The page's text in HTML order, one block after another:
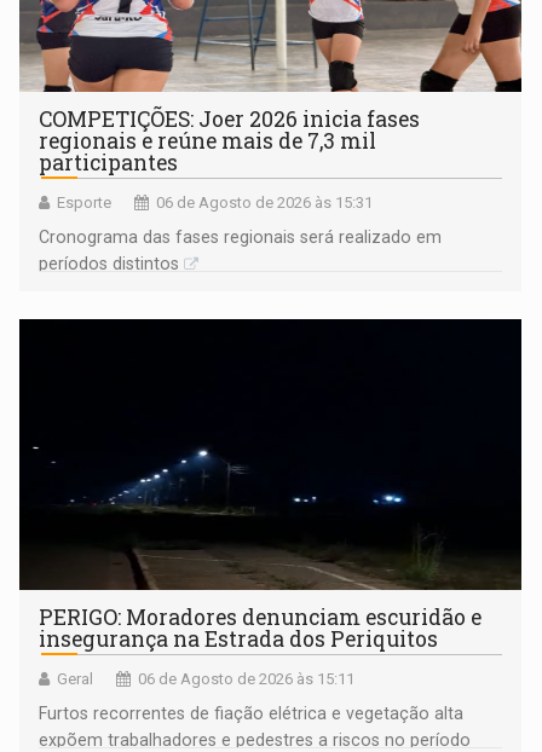
COMPETIÇÕES: Joer 2026 inicia fases
regionais e reúne mais de 7,3 mil
participantes
Esporte 06 de Agosto de 2026 às 15:31
Cronograma das fases regionais será realizado em
períodos distintos
PERIGO: Moradores denunciam escuridão e
insegurança na Estrada dos Periquitos
Geral 06 de Agosto de 2026 às 15:11
Furtos recorrentes de fiação elétrica e vegetação alta
expõem trabalhadores e pedestres a riscos no período